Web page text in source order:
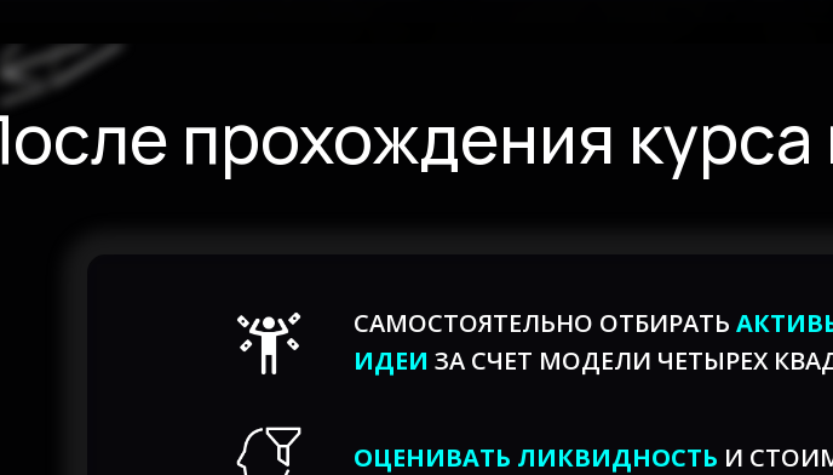
ОЦЕНИВАТЬ ЛИКВИДНОСТЬ И
прохождения
САМОСТОЯТЕЛЬНО ОТБИРАТЬ
ИДЕИ ЗА СЧЕТ МОДЕЛИ ЧЕТЫРЕХ